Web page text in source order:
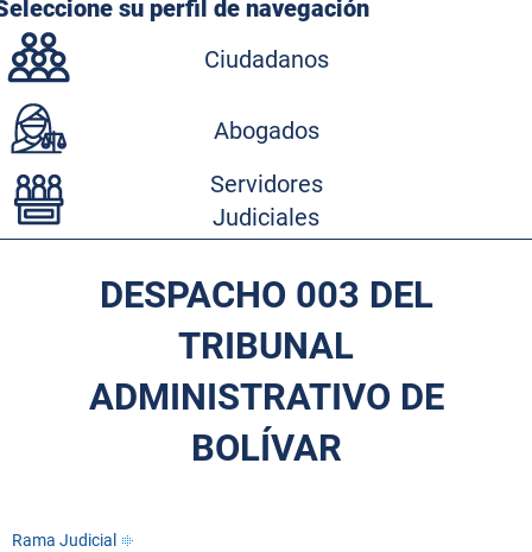
su perfil de navegación
Ciudadanos
Abogados
Servidores
Judiciales
DESPACHO 003 DEL
TRIBUNAL
ADMINISTRATIVO DE
BOLÍVAR
Rama Judicial